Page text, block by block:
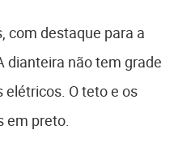
com destaque para a
dianteira não tem grade
elétricos. O teto e os
em preto.